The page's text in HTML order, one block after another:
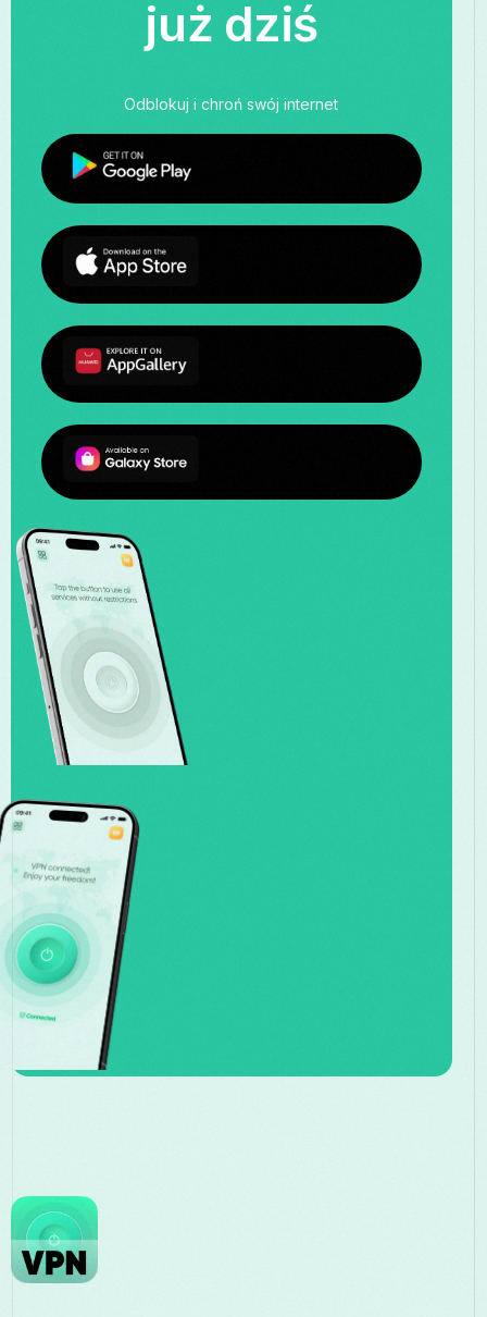
już dziś
Odblokuj i chroń swój internet